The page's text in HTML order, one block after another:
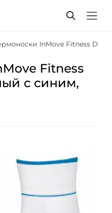
InMove Fitness
Fitness
с синим,